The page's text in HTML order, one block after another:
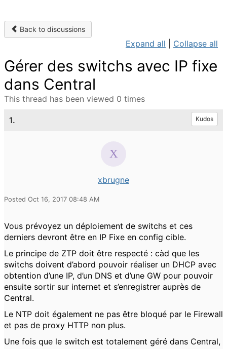
Back to discussions
Expand all Collapse all
Gérer des switchs avec IP fixe
dans Central
This thread has been viewed 0 times
1. Kudos
xbrugne
Posted Oct 16, 2017 08:48 AM
Vous prévoyez un déploiement de switchs et ces
derniers devront être en IP Fixe en config cible.
Le principe de ZTP doit être respecté : càd que les
switchs doivent d’abord pouvoir réaliser un DHCP avec
obtention d’une IP, d’un DNS et d’une GW pour pouvoir
ensuite sortir sur internet et s’enregistrer auprès de
Central.
Le NTP doit également ne pas être bloqué par le Firewall
et pas de proxy HTTP non plus.
Une fois que le switch est totalement géré dans Central,